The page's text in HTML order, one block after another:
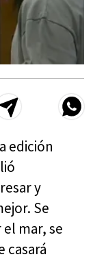
edición
y
Se
mar, se
casará